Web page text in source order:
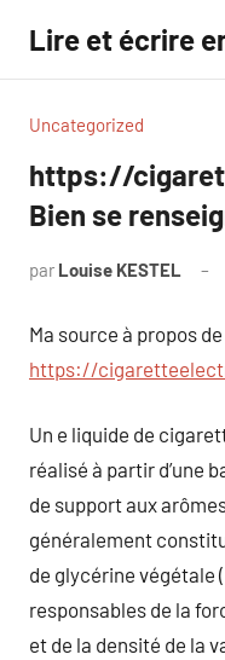
contenu
Lire et écrire
Uncategorized
https://
Bien se
par Louise KESTEL
Ma source à propos de
https://
Un e liquide de
réalisé à partir d’une
de support aux
généralement
de glycérine végétale
responsables de la
et de la densité de la